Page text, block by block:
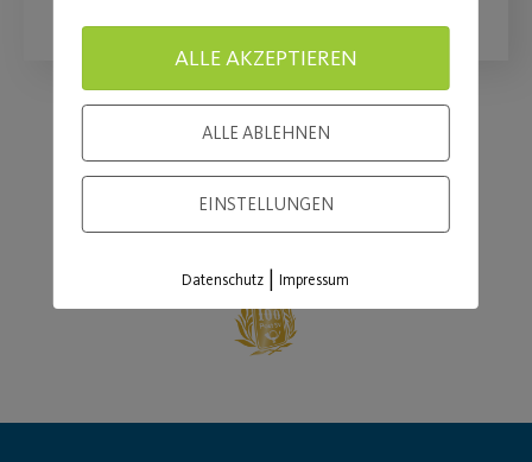
Load More
ALLE AKZEPTIEREN
ALLE ABLEHNEN
EINSTELLUNGEN
Datenschutz |Impressum